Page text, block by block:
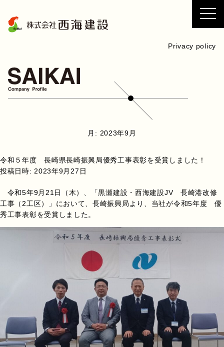
Privacy policy
月: 2023年9月
令和５年度 長崎県長崎振興局優秀工事表彰を受賞しました！
投稿日時: 2023年9月27日
令和5年9月21日（木）、「黒瀬建設・西海建設JV 長崎港改修
工事（2工区）」において、長崎振興局より、当社が令和5年度 優
秀工事表彰を受賞しました。